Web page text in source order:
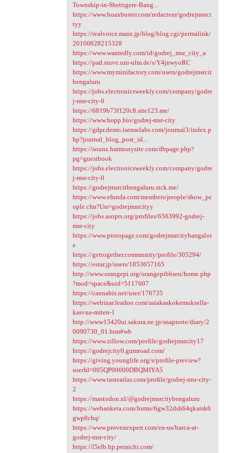
Township-in-Shettigere-Bang...
https://www.hoaxbuster.com/redacteur/godrejmsrci
tyy
https://realvoice.main.jp/blog/blog.cgi/permalink/
20100628215328
https://www.wantedly.com/id/godrej_msr_city_a
https://pad.stuve.uni-ulm.de/s/Y4jnwyoRC
https://www.myminifactory.com/users/godrejmsrcit
bengaluru
https://jobs.electronicsweekly.com/company/godre
j-msr-city-0
https://6819b73f120c8.site123.me/
https://www.hopp.bio/godrej-msr-city
https://gdpr.demo.isenselabs.com/journal3/index.p
hp?journal_blog_post_id...
https://sounz.harmonysite.com/dbpage.php?
pg=guestbook
https://jobs.electronicsweekly.com/company/godre
j-msr-city-0
https://godrejmsrcitbengaluru.stck.me/
https://www.efunda.com/members/people/show_pe
ople.cfm?Usr=godrejmsrcityy
https://jobs.asoprs.org/profiles/6563992-godrej-
msr-city
https://www.protopage.com/godrejmsrcitybangalor
e
https://gettogether.community/profile/305294/
https://estar.jp/users/1853657165
http://www.orangepi.org/orangepibbsen/home.php
?mod=space&uid=5117607
https://cannabis.net/user/176735
https://webinar.leadoo.com/asiakaskokemuksella-
kasvua-miten-1
http://www15420ui.sakura.ne.jp/snapnote/diary/2
0090730_01.htm#wb
https://www.zillow.com/profile/godrejmsrcity17
https://godrejcity0.gumroad.com/
https://giving.younglife.org/s/profile-preview?
userId=005QP00000DBQMIYA5
https://www.tasteatlas.com/profile/godrej-msr-city-
2
https://mastodon.nl/@godrejmsrcitybengaluru
https://webanketa.com/forms/6gw32dsh64qkarsk6
gwp8chq/
https://www.provenexpert.com/en-us/barca-at-
godrej-msr-city/
https://l5elb.hp.peraichi.com/